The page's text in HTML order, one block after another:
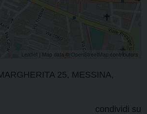
Leaflet | Map data © OpenStreetMap contributors
25, MESSINA,
condividi su